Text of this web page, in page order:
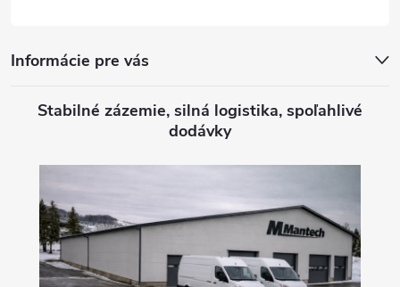
Informácie pre vás
Stabilné zázemie, silná logistika, spoľahlivé
dodávky